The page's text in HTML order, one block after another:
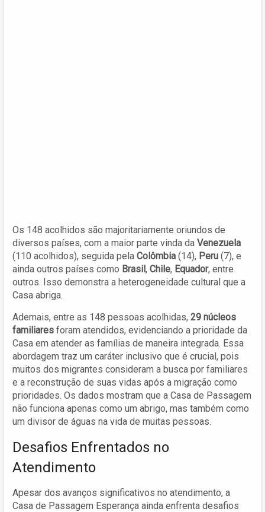
Os 148 acolhidos são majoritariamente oriundos de
diversos países, com a maior parte vinda da Venezuela
(110 acolhidos), seguida pela Colômbia (14), Peru (7), e
ainda outros países como Brasil, Chile, Equador, entre
outros. Isso demonstra a heterogeneidade cultural que a
Casa abriga.
Ademais, entre as 148 pessoas acolhidas, 29 núcleos
familiares foram atendidos, evidenciando a prioridade da
Casa em atender as famílias de maneira integrada. Essa
abordagem traz um caráter inclusivo que é crucial, pois
muitos dos migrantes consideram a busca por familiares
e a reconstrução de suas vidas após a migração como
prioridades. Os dados mostram que a Casa de Passagem
não funciona apenas como um abrigo, mas também como
um divisor de águas na vida de muitas pessoas.
Desafios Enfrentados no
Atendimento
Apesar dos avanços significativos no atendimento, a
Casa de Passagem Esperança ainda enfrenta desafios